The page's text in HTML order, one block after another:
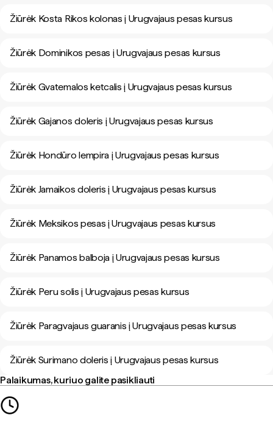
Žiūrėk Kosta Rikos kolonas į Urugvajaus pesas kursus
Žiūrėk Dominikos pesas į Urugvajaus pesas kursus
Žiūrėk Gvatemalos ketcalis į Urugvajaus pesas kursus
Žiūrėk Gajanos doleris į Urugvajaus pesas kursus
Žiūrėk Hondūro lempira į Urugvajaus pesas kursus
Žiūrėk Jamaikos doleris į Urugvajaus pesas kursus
Žiūrėk Meksikos pesas į Urugvajaus pesas kursus
Žiūrėk Panamos balboja į Urugvajaus pesas kursus
Žiūrėk Peru solis į Urugvajaus pesas kursus
Žiūrėk Paragvajaus guaranis į Urugvajaus pesas kursus
Žiūrėk Surimano doleris į Urugvajaus pesas kursus
Palaikumas, kuriuo galite pasikliauti